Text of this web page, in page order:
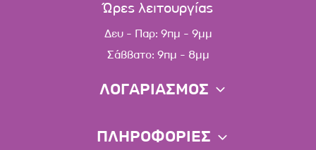
Ώρες λειτουργίας
Δευ - Παρ: 9πμ - 9μμ
Σάββατο: 9πμ - 8μμ
ΛΟΓΑΡΙΑΣΜΟΣ
ΠΛΗΡΟΦΟΡΙΕΣ